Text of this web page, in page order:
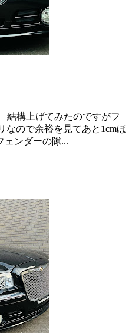
結構上げてみたのですがフ
なので余裕を見てあと1cmほ
ェンダーの隙...